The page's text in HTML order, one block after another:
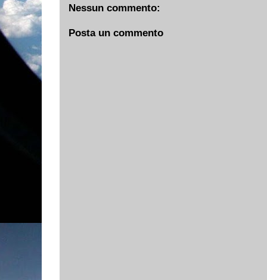
Nessun commento:
Posta un commento